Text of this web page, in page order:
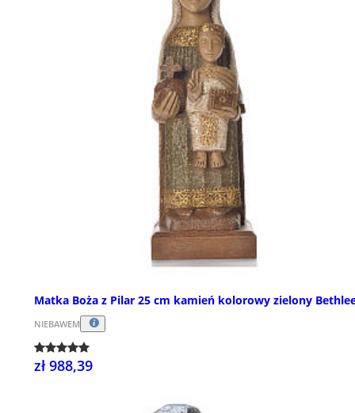
Matka Boża z Pilar 25 cm kamień kolorowy zielony
NIEBAWEM
zł 988,39